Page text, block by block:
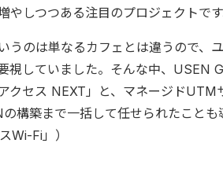
しつつある注目のプロジェクトです
うのは単なるカフェとは違うので
視していました。そんな中、USEN
クセス NEXT」と、マネージド
構築まで一括して任せられたこと
Wi-Fi」）